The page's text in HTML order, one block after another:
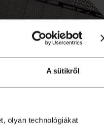
A sütikről
olyan technológiákat